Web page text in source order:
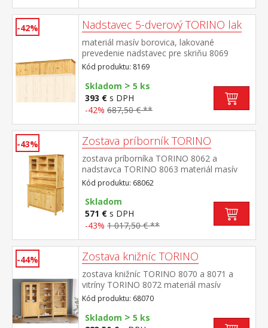
-42% Nadstavec 5-dverový TORINO lak
materiál masív borovica, lakované
prevedenie nadstavec pre skriňu 8069
Kód produktu: 8169
Skladom > 5 ks
393 € s DPH
-42% 687,50 € **
-43% Zostava príborník TORINO
zostava príborníka TORINO 8062 a
nadstavca TORINO 8063 materiál masív
borovica, lakované prevedenie príborník: 3
dvere, 3 zásuvky s kovovými
pojazdmi nadstavec: dvoje presklené
dvierka rozmer príborníka (š/h/v) 129 × 40 ×
80 cm rozmer nadstavca (š/h/v) 129 × 33 ×
Kód produktu: 68062
Skladom
571 € s DPH
-43% 1 017,50 € **
-44% Zostava knižníc TORINO
zostava knižníc TORINO 8070 a 8071 a
vitríny TORINO 8072 materiál masív
borovica, lakované prevedenie knižnica
8070: štyri police knižnica 8071: tri police,
dve zásuvky s kovovými pojazdmi vitrína
Kód produktu: 68070
Skladom > 5 ks